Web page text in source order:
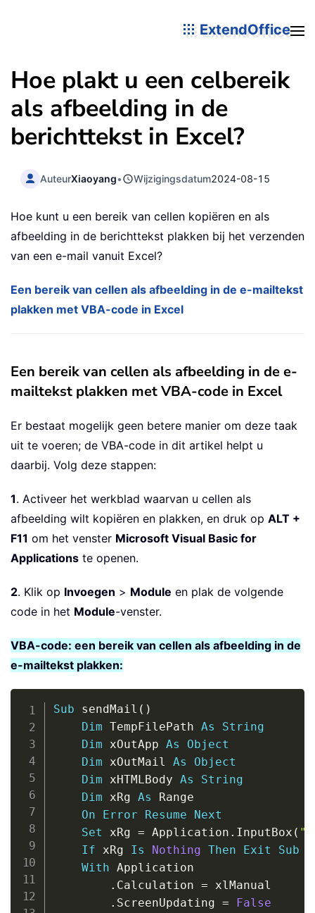
ExtendOffice
Hoe plakt u een celbereik
als afbeelding in de
berichttekst in Excel?
AuteurXiaoyang• Wijzigingsdatum2024-08-15
Hoe kunt u een bereik van cellen kopiëren en als
afbeelding in de berichttekst plakken bij het verzenden
van een e-mail vanuit Excel?
Een bereik van cellen als afbeelding in de e-mailtekst
plakken met VBA-code in Excel
Een bereik van cellen als afbeelding in de e-
mailtekst plakken met VBA-code in Excel
Er bestaat mogelijk geen betere manier om deze taak
uit te voeren; de VBA-code in dit artikel helpt u
daarbij. Volg deze stappen:
1. Activeer het werkblad waarvan u cellen als
afbeelding wilt kopiëren en plakken, en druk op ALT +
F11 om het venster Microsoft Visual Basic for
Applications te openen.
2. Klik op Invoegen > Module en plak de volgende
code in het Module-venster.
VBA-code: een bereik van cellen als afbeelding in de
e-mailtekst plakken:
Sub sendMail ( )
Dim TempFilePath As
String
Dim xOutApp As
Object
Dim xOutMail As
Object
Dim xHTMLBody As
String
Dim xRg As Range
On
Error Resume
Next
Set xRg = Application . InputBox (
If xRg Is Nothing Then Exit
Sub
With Application
. Calculation = xlManual
. ScreenUpdating =
False